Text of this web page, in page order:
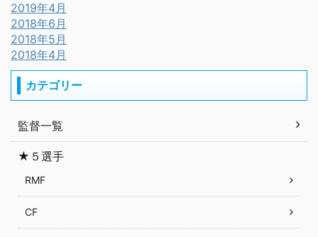
2019年4月
2018年6月
2018年5月
2018年4月
カテゴリー
監督一覧
★５選手
RMF
CF